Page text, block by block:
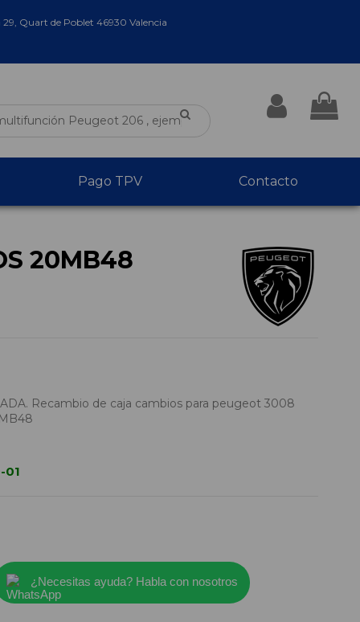
29, Quart de Poblet 46930 Valencia
Pago TPV Contacto
20MB48
Recambio de caja cambios para peugeot 3008
01
¿Necesitas ayuda? Habla con nosotros